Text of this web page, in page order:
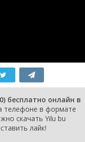
бесплатно онлайн в
телефоне в формате
скачать Yilu bu
лайк!